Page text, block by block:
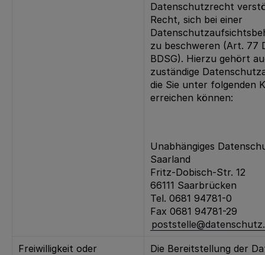
Datenschutzrecht
Recht, sich bei einer
zu beschweren (Art. 77
BDSG). Hierzu gehört
zuständige
die Sie unter folgenden
erreichen können:
Unabhängiges
Saarland
Fritz-Dobisch-Str. 12
66111 Saarbrücken
Tel. 0681 94781-0
Fax 0681 94781-29
Freiwilligkeit oder
Die Bereitstellung der